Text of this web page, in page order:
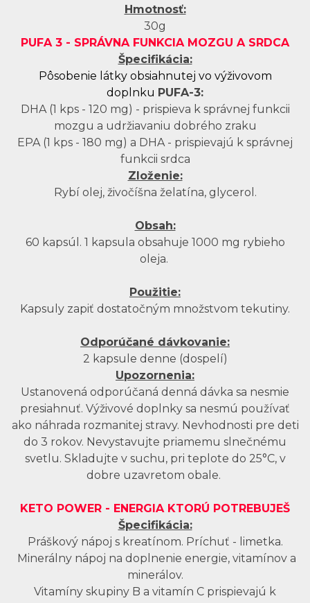
Hmotnosť:
30g
PUFA 3 - SPRÁVNA FUNKCIA MOZGU A SRDCA
Špecifikácia:
Pôsobenie látky obsiahnutej vo výživovom
doplnku PUFA-3:
DHA (1 kps - 120 mg) - prispieva k správnej funkcii
mozgu a udržiavaniu dobrého zraku
EPA (1 kps - 180 mg) a DHA - prispievajú k správnej
funkcii srdca
Zloženie:
Rybí olej, živočíšna želatína, glycerol.
Obsah:
60 kapsúl. 1 kapsula obsahuje 1000 mg rybieho
oleja.
Použitie:
Kapsuly zapiť dostatočným množstvom tekutiny.
Odporúčané dávkovanie:
2 kapsule denne (dospelí)
Upozornenia:
Ustanovená odporúčaná denná dávka sa nesmie
presiahnuť. Výživové doplnky sa nesmú používať
ako náhrada rozmanitej stravy. Nevhodnosti pre deti
do 3 rokov. Nevystavujte priamemu slnečnému
svetlu. Skladujte v suchu, pri teplote do 25°C, v
dobre uzavretom obale.
KETO POWER - ENERGIA KTORÚ POTREBUJEŠ
Špecifikácia:
Práškový nápoj s kreatínom. Príchuť - limetka.
Minerálny nápoj na doplnenie energie, vitamínov a
minerálov.
Vitamíny skupiny B a vitamín C prispievajú k